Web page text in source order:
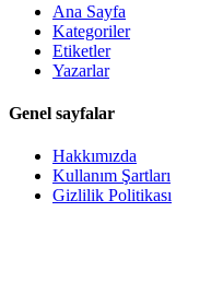
Ana Sayfa
Kategoriler
Etiketler
Yazarlar
Genel sayfalar
Hakkımızda
Kullanım Şartları
Gizlilik Politikası